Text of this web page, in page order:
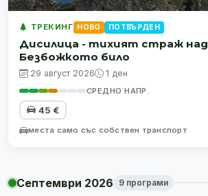
ТРЕКИНГ НОВО ПОТВЪРДЕН
Дисилица - тихият страж над
Безбожкото било
29 август 2026 1 ден
СРЕДНО НАПР.
45 €
места само със собствен транспорт
Септември 2026 9 програми